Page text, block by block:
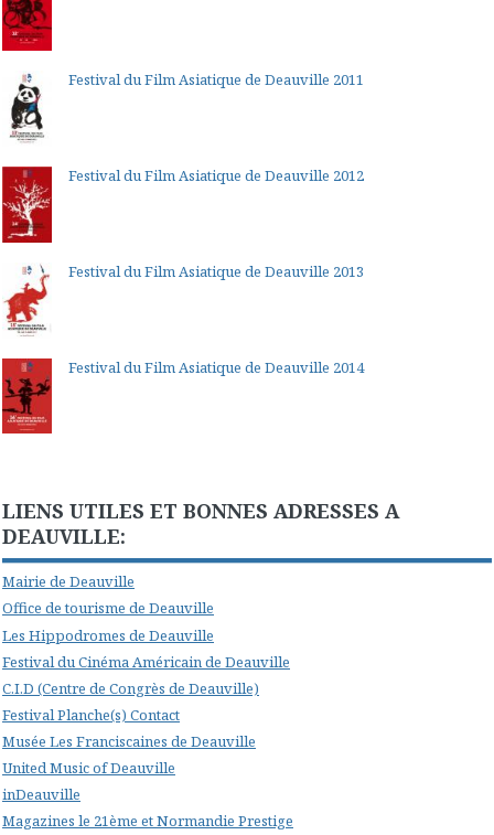
Festival du Film Asiatique de Deauville 2011
Festival du Film Asiatique de Deauville 2012
Festival du Film Asiatique de Deauville 2013
Festival du Film Asiatique de Deauville 2014
LIENS UTILES ET BONNES ADRESSES A
DEAUVILLE:
Mairie de Deauville
Office de tourisme de Deauville
Les Hippodromes de Deauville
Festival du Cinéma Américain de Deauville
C.I.D (Centre de Congrès de Deauville)
Festival Planche(s) Contact
Musée Les Franciscaines de Deauville
United Music of Deauville
inDeauville
Magazines le 21ème et Normandie Prestige